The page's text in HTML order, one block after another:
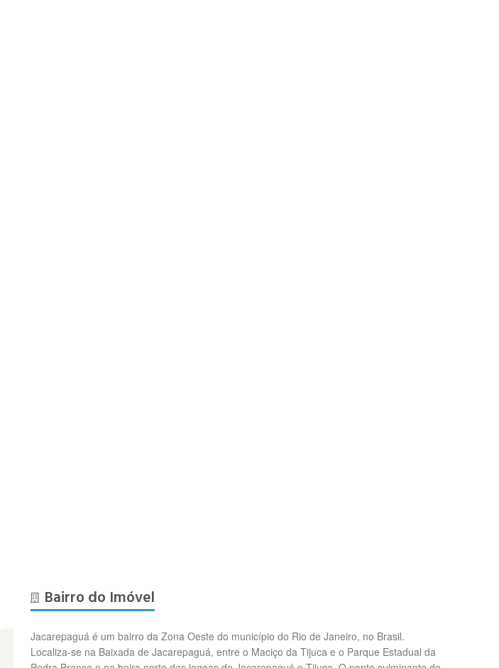
Bairro do Imóvel
Jacarepaguá é um bairro da Zona Oeste do município do Rio de Janeiro, no Brasil.
Localiza-se na Baixada de Jacarepaguá, entre o Maciço da Tijuca e o Parque Estadual da